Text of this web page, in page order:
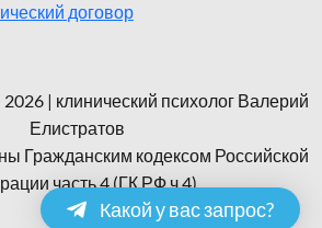
договор
| клинический психолог Валерий
Елистратов
Гражданским кодексом Российской
часть 4 (ГК РФ ч.4)
Какой у вас запрос?